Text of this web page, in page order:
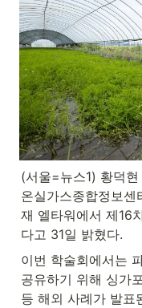
(서울=뉴스1) 황덕
온실가스종합정보
재 엘타워에서 제16
다고 31일 밝혔다.
이번 학술회에서는
공유하기 위해 싱가
등 해외 사례가 발표